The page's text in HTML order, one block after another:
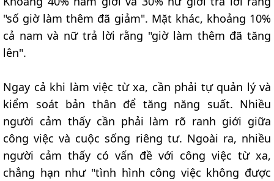
"số giờ làm thêm đã giảm". Mặt khác, khoảng 10%
cả nam và nữ trả lời rằng "giờ làm thêm đã tăng
lên".
Ngay cả khi làm việc từ xa, cần phải tự quản lý và
kiểm soát bản thân để tăng năng suất. Nhiều
người cảm thấy cần phải làm rõ ranh giới giữa
công việc và cuộc sống riêng tư. Ngoài ra, nhiều
người cảm thấy có vấn đề với công việc từ xa,
chẳng hạn như "tình hình công việc không được